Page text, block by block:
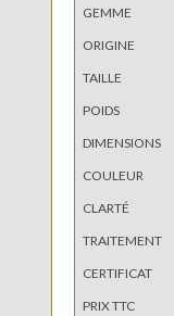
GEMME
ORIGINE
TAILLE
POIDS
DIMENSIONS
COULEUR
CLARTÉ
TRAITEMENT
CERTIFICAT
PRIX TTC